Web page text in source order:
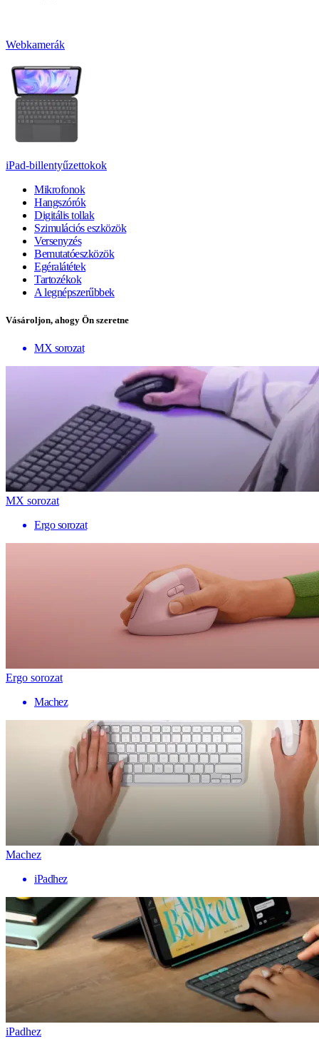
Webkamerák
iPad-billentyűzettokok
Mikrofonok
Hangszórók
Digitális tollak
Szimulációs eszközök
Versenyzés
Bemutatóeszközök
Egéralátétek
Tartozékok
A legnépszerűbbek
Vásároljon, ahogy Ön szeretne
MX sorozat
MX sorozat
Ergo sorozat
Ergo sorozat
Machez
Machez
iPadhez
iPadhez